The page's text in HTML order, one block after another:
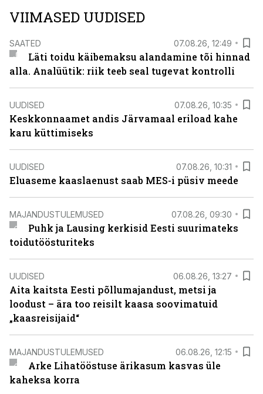
VIIMASED UUDISED
SAATED 07.08.26, 12:49
Läti toidu käibemaksu alandamine tõi hinnad
alla. Analüütik: riik teeb seal tugevat kontrolli
UUDISED 07.08.26, 10:35
Keskkonnaamet andis Järvamaal eriload kahe
karu küttimiseks
UUDISED 07.08.26, 10:31
Eluaseme kaaslaenust saab MES-i püsiv meede
MAJANDUSTULEMUSED 07.08.26, 09:30
Puhk ja Lausing kerkisid Eesti suurimateks
toidutöösturiteks
UUDISED 06.08.26, 13:27
Aita kaitsta Eesti põllumajandust, metsi ja
loodust – ära too reisilt kaasa soovimatuid
„kaasreisijaid“
MAJANDUSTULEMUSED 06.08.26, 12:15
Arke Lihatööstuse ärikasum kasvas üle
kaheksa korra